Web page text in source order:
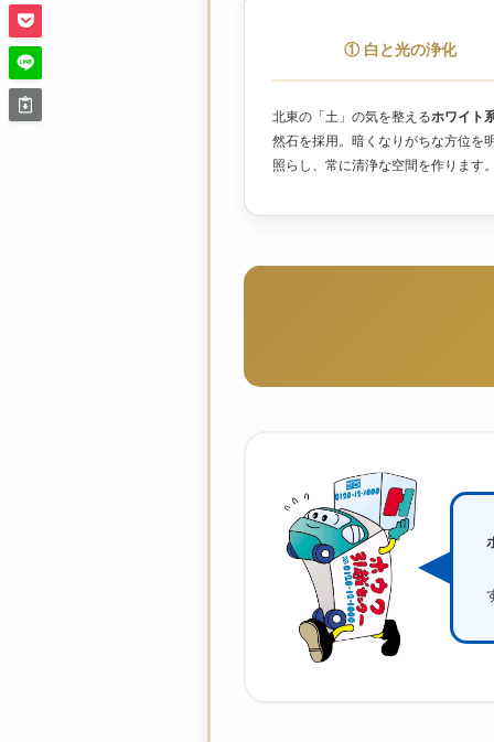
① 白と光の浄化
北東の「土」の気を整えるホワイト
然石を採用。暗くなりがちな方位を
照らし、常に清浄な空間を作ります